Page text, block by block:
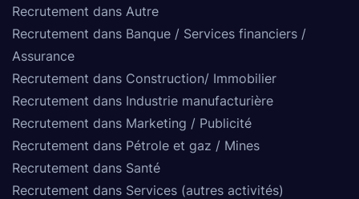
Recrutement dans Autre
Recrutement dans Banque / Services financiers /
Assurance
Recrutement dans Construction/ Immobilier
Recrutement dans Industrie manufacturière
Recrutement dans Marketing / Publicité
Recrutement dans Pétrole et gaz / Mines
Recrutement dans Santé
Recrutement dans Services (autres activités)